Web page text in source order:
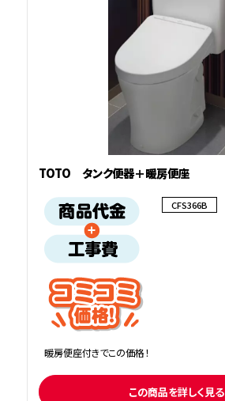
TOTO タンク便器＋暖房便座
CFS366B
暖房便座付きでこの価格！
この商品を詳しく見る